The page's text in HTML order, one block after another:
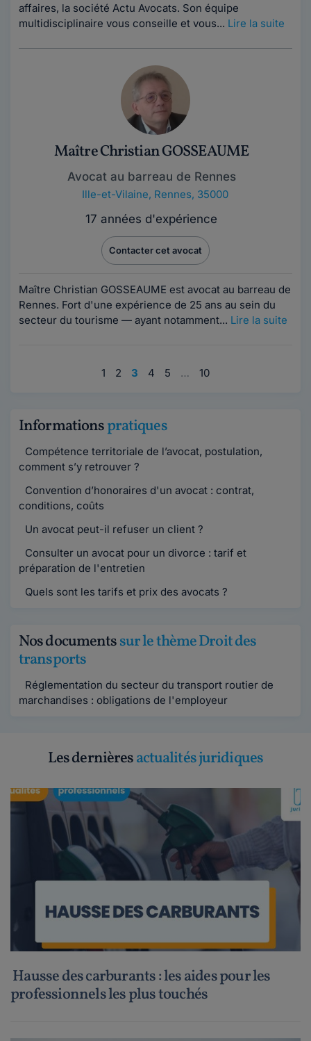
affaires, la société Actu Avocats. Son équipe
multidisciplinaire vous conseille et vous... Lire la suite
Maître Christian GOSSEAUME
Avocat au barreau de Rennes
Ille-et-Vilaine, Rennes, 35000
17 années d'expérience
Contacter cet avocat
Maître Christian GOSSEAUME est avocat au barreau de
Rennes. Fort d'une expérience de 25 ans au sein du
secteur du tourisme — ayant notamment... Lire la suite
1 2 3 4 5 … 10
Informationspratiques
Compétence territoriale de l’avocat, postulation,
comment s’y retrouver ?
Convention d’honoraires d'un avocat : contrat,
conditions, coûts
Un avocat peut-il refuser un client ?
Consulter un avocat pour un divorce : tarif et
préparation de l'entretien
Quels sont les tarifs et prix des avocats ?
Nos documentssur le thème Droit des
transports
Réglementation du secteur du transport routier de
marchandises : obligations de l'employeur
Les dernièresactualités juridiques
Hausse des carburants : les aides pour les
professionnels les plus touchés